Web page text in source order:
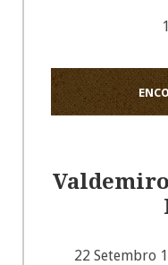
22 Setembro